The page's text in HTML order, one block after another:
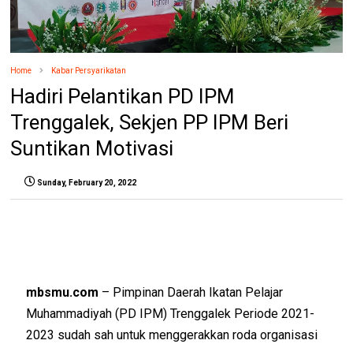
Home Kabar Persyarikatan
Hadiri Pelantikan PD IPM
Trenggalek, Sekjen PP IPM Beri
Suntikan Motivasi
Sunday, February 20, 2022
mbsmu.com – Pimpinan Daerah Ikatan Pelajar
Muhammadiyah (PD IPM) Trenggalek Periode 2021-
2023 sudah sah untuk menggerakkan roda organisasi